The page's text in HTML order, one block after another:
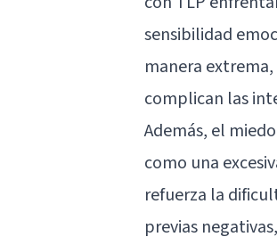
sensibilidad
manera
complican las
Además, el
como una
refuerza la
previas